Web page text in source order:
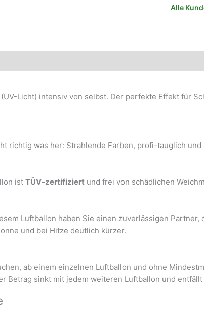
Alle
Licht) intensiv von selbst. Der perfekte Effekt für
richtig was her: Strahlende Farben, profi-tauglich
ist TÜV-zertifiziert und frei von schädlichen
Luftballon haben Sie einen zuverlässigen
und bei Hitze deutlich kürzer.
ab einem einzelnen Luftballon und ohne
Betrag sinkt mit jedem weiteren Luftballon und